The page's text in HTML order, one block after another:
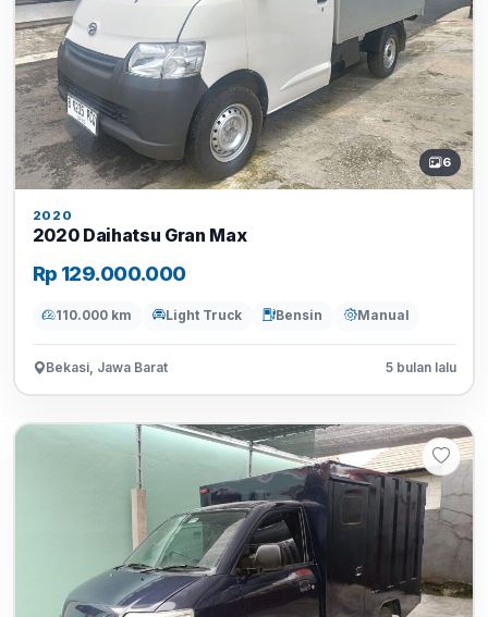
6
2020
2020 Daihatsu Gran Max
Rp 129.000.000
110.000 km Light Truck Bensin Manual
Bekasi, Jawa Barat 5 bulan lalu